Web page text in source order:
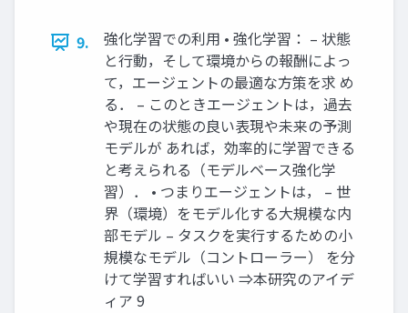
9.
強化学習での利用 • 強化学習： – 状態
と行動，そして環境からの報酬によっ
て，エージェントの最適な方策を求 め
る． – このときエージェントは，過去
や現在の状態の良い表現や未来の予測
モデルが あれば，効率的に学習できる
と考えられる（モデルベース強化学
習）． • つまりエージェントは， – 世
界（環境）をモデル化する大規模な内
部モデル – タスクを実行するための小
規模なモデル（コントローラー） を分
けて学習すればいい ⇒本研究のアイデ
ィア 9